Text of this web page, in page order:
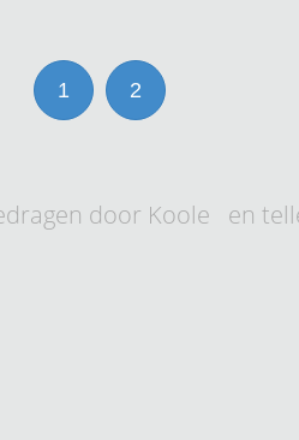
1 2
door Koole en